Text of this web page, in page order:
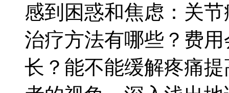
感到困惑和焦虑：关
治疗方法有哪些？费
长？能不能缓解疼痛